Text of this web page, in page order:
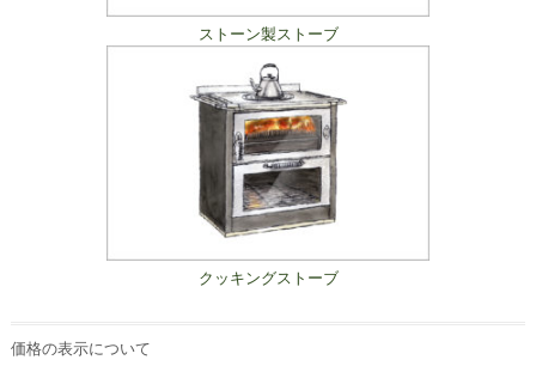
ストーン製ストーブ
クッキングストーブ
価格の表示について